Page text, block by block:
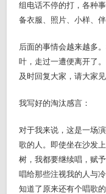
组电话不停的打，各种
备衣服、照片、小样、伴
后面的事情会越来越多
叶，走过一遭便离开了
及时回复大家，请大家见
我写好的淘汰感言：
对于我来说，这是一场
歌的人。即使坐在沙发
树，我都要继续唱，赋
唱给那些注视我的人与
知道了原来还有个唱歌